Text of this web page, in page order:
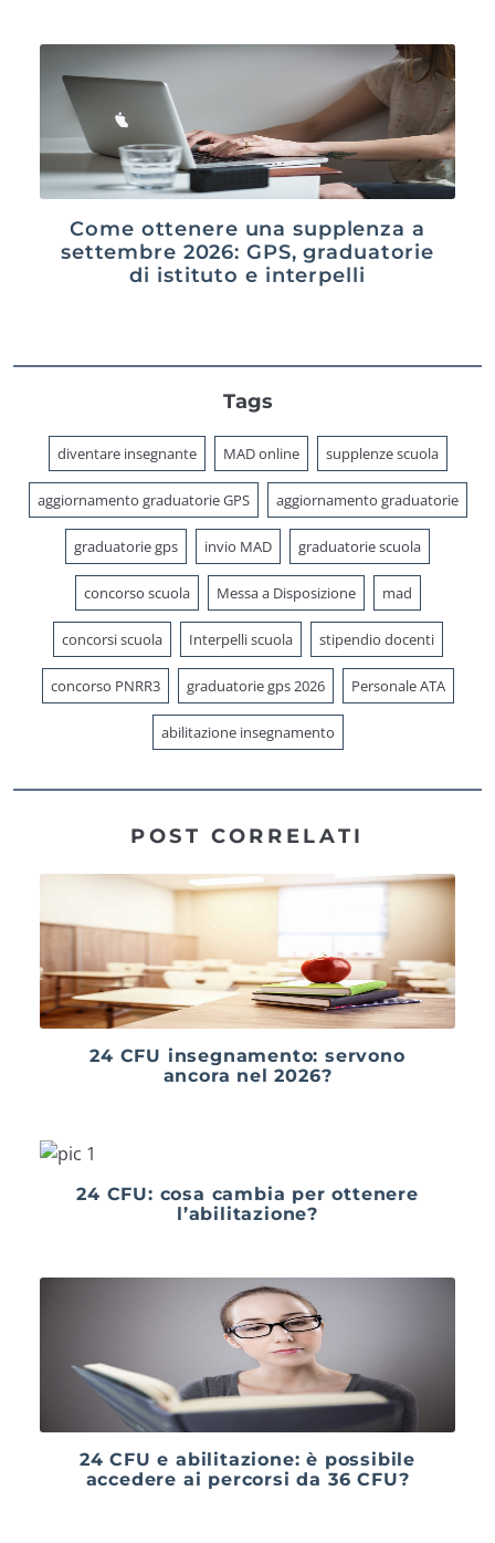
Come ottenere una supplenza a
settembre 2026: GPS, graduatorie
di istituto e interpelli
Tags
diventare insegnante MAD online supplenze scuola
aggiornamento graduatorie GPS aggiornamento graduatorie
graduatorie gps invio MAD graduatorie scuola
concorso scuola Messa a Disposizione mad
concorsi scuola Interpelli scuola stipendio docenti
concorso PNRR3 graduatorie gps 2026 Personale ATA
abilitazione insegnamento
POST CORRELATI
24 CFU insegnamento: servono
ancora nel 2026?
24 CFU: cosa cambia per ottenere
l’abilitazione?
24 CFU e abilitazione: è possibile
accedere ai percorsi da 36 CFU?